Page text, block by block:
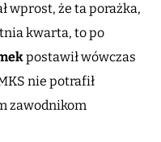
wprost, że ta porażka,
kwarta, to po
postawił wówczas
nie potrafił
zawodnikom